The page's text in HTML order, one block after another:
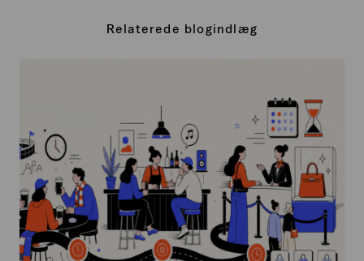
Relaterede blogindlæg